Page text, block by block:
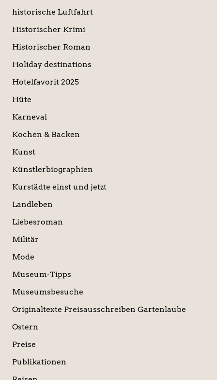
historische Luftfahrt
Historischer Krimi
Historischer Roman
Holiday destinations
Hotelfavorit 2025
Hüte
Karneval
Kochen & Backen
Kunst
Künstlerbiographien
Kurstädte einst und jetzt
Landleben
Liebesroman
Militär
Mode
Museum-Tipps
Museumsbesuche
Originaltexte Preisausschreiben Gartenlaube
Ostern
Preise
Publikationen